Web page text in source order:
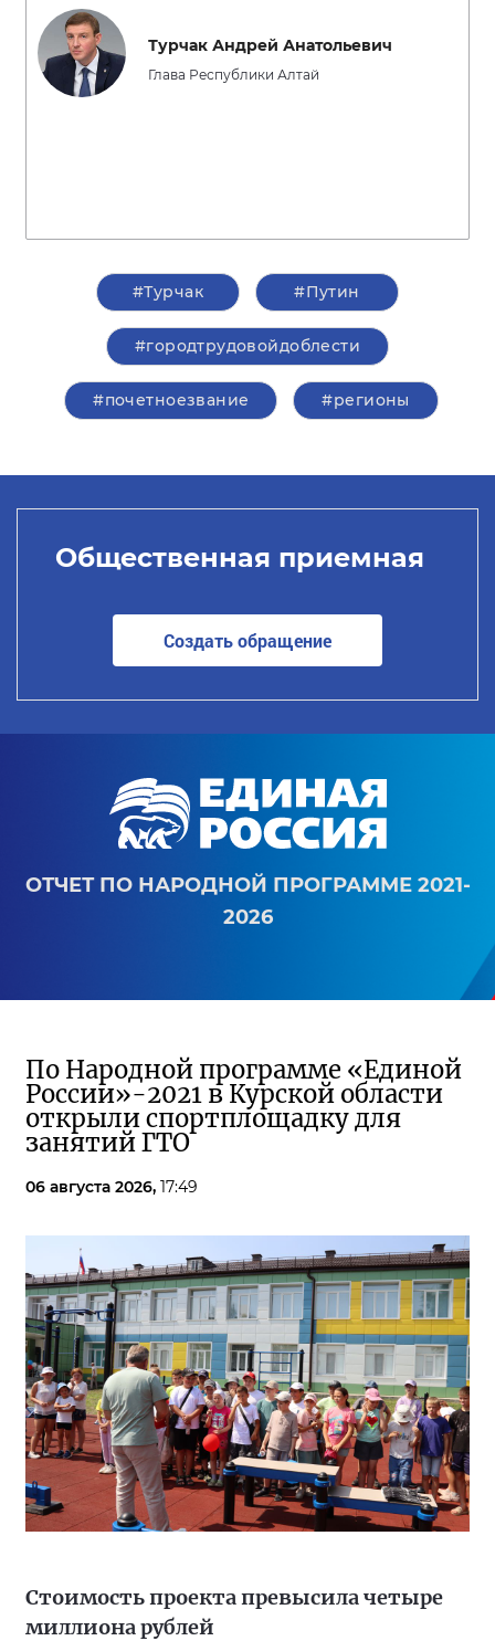
Турчак Андрей Анатольевич
Глава Республики Алтай
#Турчак #Путин
#городтрудовойдоблести
#почетноезвание #регионы
Общественная приемная
Создать обращение
ОТЧЕТ ПО НАРОДНОЙ ПРОГРАММЕ 2021-
2026
По Народной программе «Единой
России»-2021 в Курской области
открыли спортплощадку для
занятий ГТО
06 августа 2026, 17:49
Стоимость проекта превысила четыре
миллиона рублей